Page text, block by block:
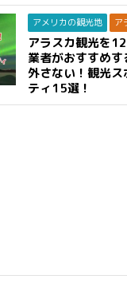
アメリカの観光地 ア
アラスカ観光を
業者がおすすめ
外さない！観光
ティ15選！